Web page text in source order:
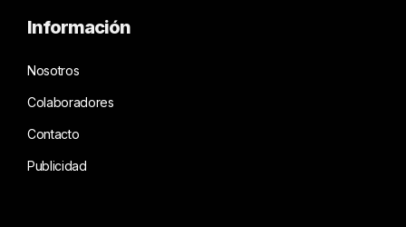
Información
Nosotros
Colaboradores
Contacto
Publicidad